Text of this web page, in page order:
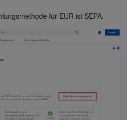
für EUR ist SEPA.